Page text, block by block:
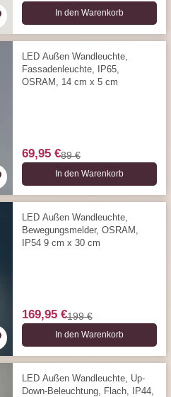
In den Warenkorb
LED Außen Wandleuchte,
Fassadenleuchte, IP65,
OSRAM, 14 cm x 5 cm
69,95 €89 €
In den Warenkorb
LED Außen Wandleuchte,
Bewegungs­­melder, OSRAM,
IP54 9 cm x 30 cm
169,95 €199 €
In den Warenkorb
LED Außen Wandleuchte, Up-
Down-Beleuchtung, Flach, IP44,